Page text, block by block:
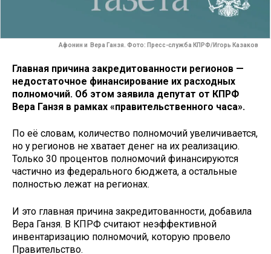
Афонин и Вера Ганзя. Фото: Пресс-служба КПРФ/Игорь Казаков
Главная причина закредитованности регионов —
недостаточное финансирование их расходных
полномочий. Об этом заявила депутат от КПРФ
Вера Ганзя в рамках «правительственного часа».
По её словам, количество полномочий увеличивается,
но у регионов не хватает денег на их реализацию.
Только 30 процентов полномочий финансируются
частично из федерального бюджета, а остальные
полностью лежат на регионах.
И это главная причина закредитованности, добавила
Вера Ганзя. В КПРФ считают неэффективной
инвентаризацию полномочий, которую провело
Правительство.